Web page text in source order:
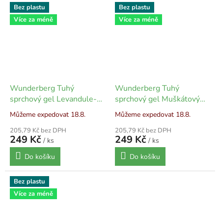
Bez plastu
Více za méně
Wunderberg Tuhý
sprchový gel Levandule-
rozmarýn - 80 g
Můžeme expedovat 18.8.
205,79 Kč bez DPH
249 Kč / ks
Do košíku
Bez plastu
Více za méně
Wunderberg Tuhý
sprchový gel Muškátový
oříšek-růže - 80 g
Můžeme expedovat 18.8.
205,79 Kč bez DPH
249 Kč / ks
Do košíku
Bez plastu
Více za méně